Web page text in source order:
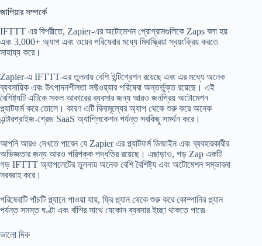
জাপিয়ার সম্পর্কে
IFTTT এর বিপরীতে, Zapier-এর অটোমেশন প্রোগ্রামগুলিকে Zaps বলা হয়
এবং 3,000+ অ্যাপ এবং ওয়েব পরিষেবার মধ্যে মিথস্ক্রিয়া স্বয়ংক্রিয় করতে
সাহায্য করে।
Zapier-এ IFTTT-এর তুলনায় বেশি ইন্টিগ্রেশন রয়েছে এবং এর মধ্যে অনেক
ব্যবসায়িক এবং উৎপাদনশীলতা সফ্টওয়্যার পরিষেবা অন্তর্ভুক্ত রয়েছে। এই
বৈশিষ্ট্যটি এটিকে সকল আকারের ব্যবসার জন্য আরও জনপ্রিয় অটোমেশন
প্ল্যাটফর্ম করে তোলে। কারণ এটি বিনামূল্যের অ্যাপ থেকে শুরু করে অনেক
এন্টারপ্রাইজ-গ্রেড SaaS অ্যাপ্লিকেশন পর্যন্ত সবকিছু সমর্থন করে।
আপনি আরও দেখতে পাবেন যে Zapier এর প্ল্যাটফর্ম ডিজাইন এবং ব্যবহারকারীর
অভিজ্ঞতার জন্য আরও পরিপক্ক পদ্ধতির রয়েছে। এছাড়াও, গড় Zap একটি
গড় IFTTT অ্যাপলেটের তুলনায় অনেক বেশি বৈশিষ্ট্য এবং অটোমেশন সম্ভাবনা
সরবরাহ করে।
পরিষেবাটি পাঁচটি প্ল্যানে পাওয়া যায়, ফ্রি প্ল্যান থেকে শুরু করে কোম্পানির প্ল্যান
পর্যন্ত সমস্ত ঘণ্টা এবং বাঁশির সাথে যেকোন ব্যবসার ইচ্ছা থাকতে পারে৷
ভালো দিক